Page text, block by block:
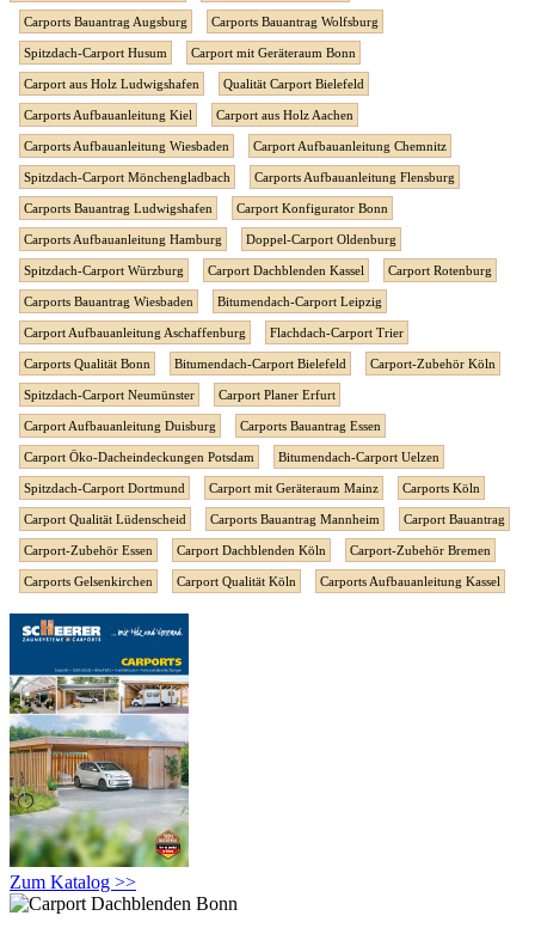
Carports Bauantrag Augsburg Carports Bauantrag Wolfsburg
Spitzdach-Carport Husum Carport mit Geräteraum Bonn
Carport aus Holz Ludwigshafen Qualität Carport Bielefeld
Carports Aufbauanleitung Kiel Carport aus Holz Aachen
Carports Aufbauanleitung Wiesbaden Carport Aufbauanleitung Chemnitz
Spitzdach-Carport Mönchengladbach Carports Aufbauanleitung Flensburg
Carports Bauantrag Ludwigshafen Carport Konfigurator Bonn
Carports Aufbauanleitung Hamburg Doppel-Carport Oldenburg
Spitzdach-Carport Würzburg Carport Dachblenden Kassel Carport Rotenburg
Carports Bauantrag Wiesbaden Bitumendach-Carport Leipzig
Carport Aufbauanleitung Aschaffenburg Flachdach-Carport Trier
Carports Qualität Bonn Bitumendach-Carport Bielefeld Carport-Zubehör Köln
Spitzdach-Carport Neumünster Carport Planer Erfurt
Carport Aufbauanleitung Duisburg Carports Bauantrag Essen
Carport Öko-Dacheindeckungen Potsdam Bitumendach-Carport Uelzen
Spitzdach-Carport Dortmund Carport mit Geräteraum Mainz Carports Köln
Carport Qualität Lüdenscheid Carports Bauantrag Mannheim Carport Bauantrag
Carport-Zubehör Essen Carport Dachblenden Köln Carport-Zubehör Bremen
Carports Gelsenkirchen Carport Qualität Köln Carports Aufbauanleitung Kassel
Zum Katalog >>